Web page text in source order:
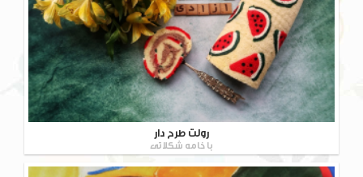
رولت طرح دار
با خامه شکلاتی